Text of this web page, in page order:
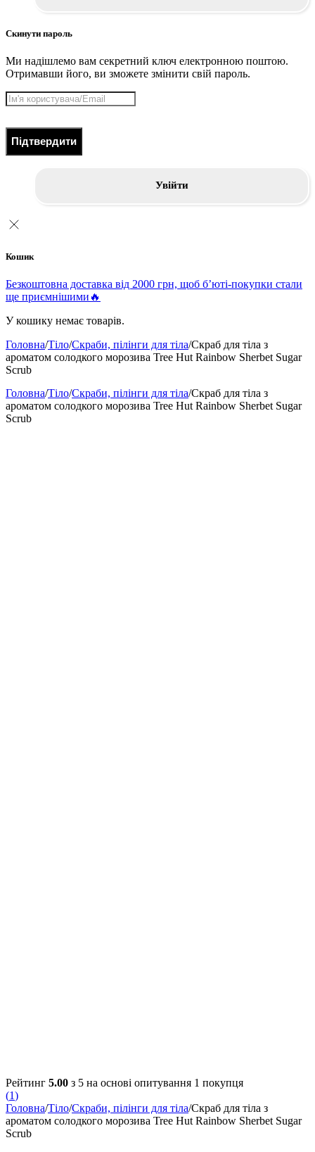
Скинути пароль
Ми надішлемо вам секретний ключ електронною поштою.
Отримавши його, ви зможете змінити свій пароль.
Підтвердити
Увійти
Кошик
Безкоштовна доставка від 2000 грн, щоб б’юті-покупки стали
ще приємнішими🔥
У кошику немає товарів.
Головна/Тіло/Скраби, пілінги для тіла/Скраб для тіла з
ароматом солодкого морозива Tree Hut Rainbow Sherbet Sugar
Scrub
Головна/Тіло/Скраби, пілінги для тіла/Скраб для тіла з
ароматом солодкого морозива Tree Hut Rainbow Sherbet Sugar
Scrub
Рейтинг 5.00 з 5 на основі опитування 1 покупця
(1)
Головна/Тіло/Скраби, пілінги для тіла/Скраб для тіла з
ароматом солодкого морозива Tree Hut Rainbow Sherbet Sugar
Scrub